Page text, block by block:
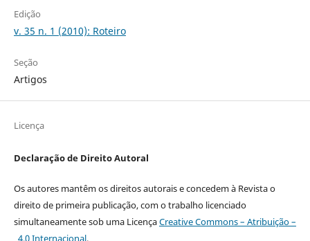
Edição
v. 35 n. 1 (2010): Roteiro
Seção
Artigos
Licença
Declaração de Direito Autoral
Os autores mantêm os direitos autorais e concedem à Revista o
direito de primeira publicação, com o trabalho licenciado
simultaneamente sob uma LicençaCreative Commons – Atribuição –
4.0 Internacional.